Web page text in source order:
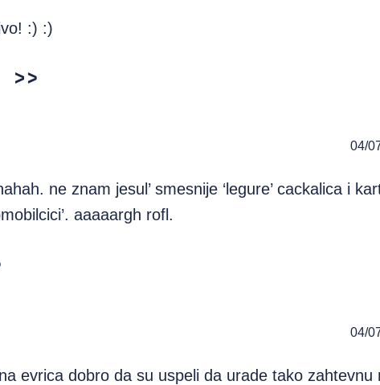
:) :)
04/
ne znam jesul’ smesnije ‘legure’ cackalica i
aaaaargh rofl.
04/
evrica dobro da su uspeli da urade tako